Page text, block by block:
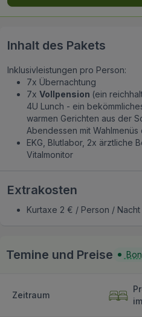
Inhalt des Pakets
Inklusivleistungen pro Person:
7x Übernachtung
7x Vollpension (ein
4U Lunch - ein
warmen Gerichten aus der
Abendessen mit
EKG, Blutlabor, 2x ärztliche
Vitalmonitor
Extrakosten
Kurtaxe 2 € / Person / Nacht
Temine und Preise
Zeitraum